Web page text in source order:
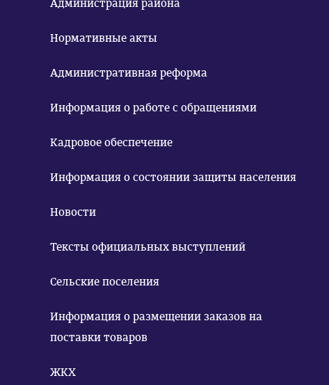
Администрация района
Нормативные акты
Административная реформа
Информация о работе с обращениями
Кадровое обеспечение
Информация о состоянии защиты населения
Новости
Тексты официальных выступлений
Сельские поселения
Информация о размещении заказов на
поставки товаров
ЖКХ